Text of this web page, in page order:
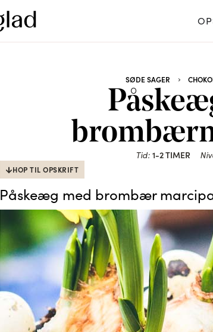
SØDE SAGER
Tid: 1-2 TIMER
HOP TIL OPSKRIFT
Påskeæg med brombær